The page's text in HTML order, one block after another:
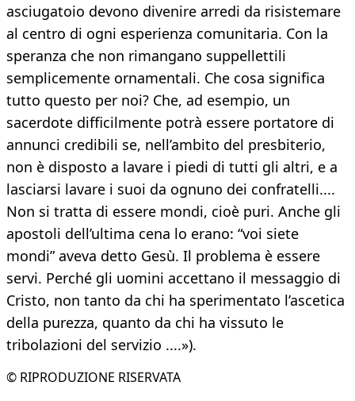
asciugatoio devono divenire arredi da risistemare
al centro di ogni esperienza comunitaria. Con la
speranza che non rimangano suppellettili
semplicemente ornamentali. Che cosa significa
tutto questo per noi? Che, ad esempio, un
sacerdote difficilmente potrà essere portatore di
annunci credibili se, nell’ambito del presbiterio,
non è disposto a lavare i piedi di tutti gli altri, e a
lasciarsi lavare i suoi da ognuno dei confratelli....
Non si tratta di essere mondi, cioè puri. Anche gli
apostoli dell’ultima cena lo erano: “voi siete
mondi” aveva detto Gesù. Il problema è essere
servi. Perché gli uomini accettano il messaggio di
Cristo, non tanto da chi ha sperimentato l’ascetica
della purezza, quanto da chi ha vissuto le
tribolazioni del servizio ....»).
© RIPRODUZIONE RISERVATA